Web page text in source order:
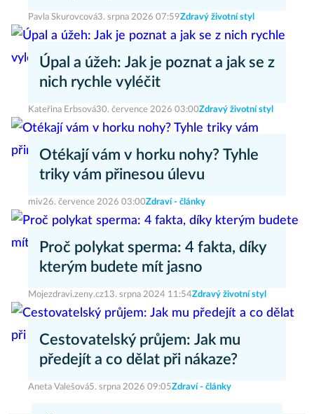
Pavla Skurovcová3. srpna 2026 07:59Zdravý životní styl
Úpal a úžeh: Jak je poznat a jak se z
nich rychle vyléčit
Kateřina Erbsová30. července 2026 03:00Zdravý životní styl
Otékají vám v horku nohy? Tyhle
triky vám přinesou úlevu
miv26. července 2026 03:00Zdraví - články
Proč polykat sperma: 4 fakta, díky
kterým budete mít jasno
Mojezdravi.zeny.cz13. srpna 2024 11:54Zdravý životní styl
Cestovatelský průjem: Jak mu
předejít a co dělat při nákaze?
Aneta Valešová5. srpna 2026 09:05Zdraví - články